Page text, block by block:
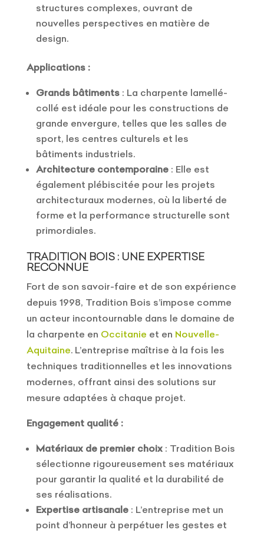
structures complexes, ouvrant de
nouvelles perspectives en matière de
design.
Applications :
Grands bâtiments: La charpente lamellé-
collé est idéale pour les constructions de
grande envergure, telles que les salles de
sport, les centres culturels et les
bâtiments industriels.
Architecture contemporaine: Elle est
également plébiscitée pour les projets
architecturaux modernes, où la liberté de
forme et la performance structurelle sont
primordiales.
TRADITION BOIS : UNE EXPERTISE
RECONNUE
Fort de son savoir-faire et de son expérience
depuis 1998, Tradition Bois s’impose comme
un acteur incontournable dans le domaine de
la charpente en Occitanie et en Nouvelle-
Aquitaine. L’entreprise maîtrise à la fois les
techniques traditionnelles et les innovations
modernes, offrant ainsi des solutions sur
mesure adaptées à chaque projet.
Engagement qualité :
Matériaux de premier choix: Tradition Bois
sélectionne rigoureusement ses matériaux
pour garantir la qualité et la durabilité de
ses réalisations.
Expertise artisanale: L’entreprise met un
point d’honneur à perpétuer les gestes et